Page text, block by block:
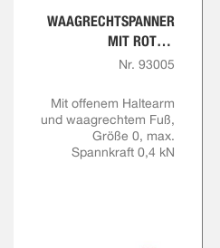
WAAGRECHTSPANNER
MIT ROTEM
HANDGRIFF
Nr. 93005
Mit offenem Haltearm
und waagrechtem Fuß,
Größe 0, max.
Spannkraft 0,4 kN